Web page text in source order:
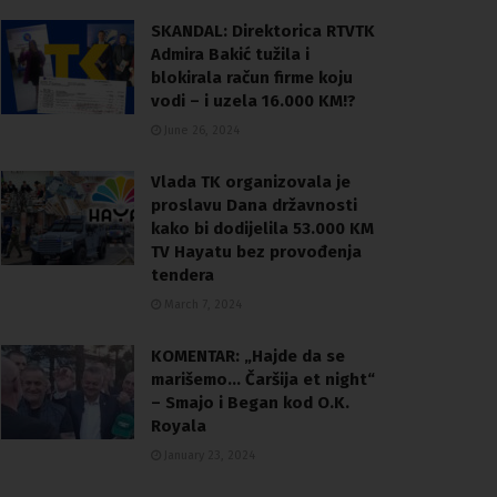
SKANDAL: Direktorica RTVTK
Admira Bakić tužila i
blokirala račun firme koju
vodi – i uzela 16.000 KM!?
Vlada TK organizovala je
proslavu Dana državnosti
kako bi dodijelila 53.000 KM
TV Hayatu bez provođenja
tendera
KOMENTAR: „Hajde da se
marišemo… Čaršija et night“
– Smajo i Began kod O.K.
Royala